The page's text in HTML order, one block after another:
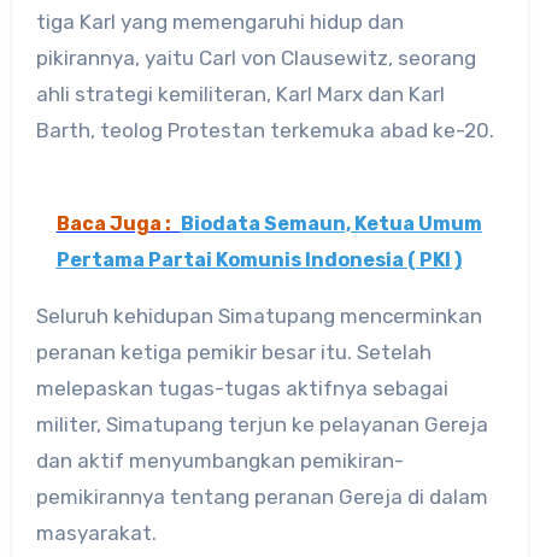
tiga Karl yang memengaruhi hidup dan
pikirannya, yaitu Carl von Clausewitz, seorang
ahli strategi kemiliteran, Karl Marx dan Karl
Barth, teolog Protestan terkemuka abad ke-20.
Baca Juga : Biodata Semaun, Ketua Umum
Pertama Partai Komunis Indonesia ( PKI )
Seluruh kehidupan Simatupang mencerminkan
peranan ketiga pemikir besar itu. Setelah
melepaskan tugas-tugas aktifnya sebagai
militer, Simatupang terjun ke pelayanan Gereja
dan aktif menyumbangkan pemikiran-
pemikirannya tentang peranan Gereja di dalam
masyarakat.